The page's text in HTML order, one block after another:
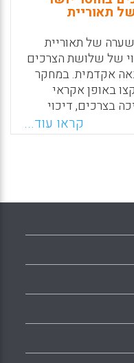
תאוריית
של תאוריית
של שלושת הצרכים
אקדמית. במחקר
הוקצו באופן אקראי
בצרכים, דיכוי
התמיכה בצרכים
בהשוואה לשתי
שהצרכים שלהם
האוטונומית שלהם
על פחות מקרים של
קראו עוד...